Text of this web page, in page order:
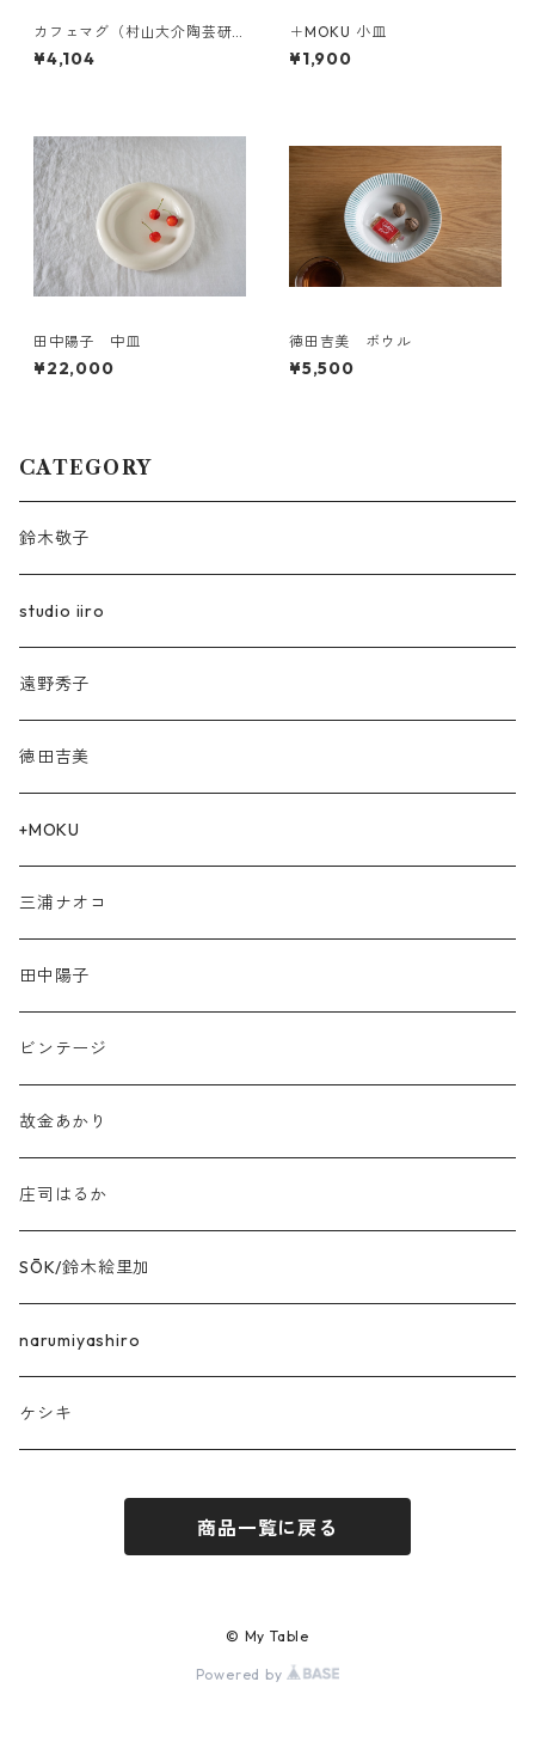
カフェマグ（村山大介陶芸研
究所さんのうつわ）
¥4,104
＋MOKU 小皿
¥1,900
田中陽子 中皿
¥22,000
徳田吉美 ボウル
¥5,500
CATEGORY
鈴木敬子
studio iiro
遠野秀子
徳田吉美
+MOKU
三浦ナオコ
田中陽子
ビンテージ
故金あかり
庄司はるか
SŌK/鈴木絵里加
narumiyashiro
ケシキ
商品一覧に戻る
© My Table
Powered by